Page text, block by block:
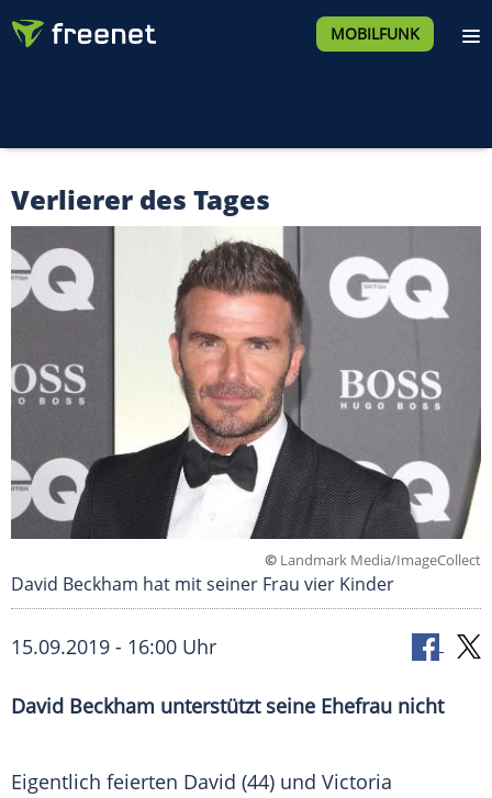
MOBILFUNK
Verlierer des Tages
© Landmark Media/ImageCollect
David Beckham hat mit seiner Frau vier Kinder
15.09.2019 - 16:00 Uhr
David Beckham unterstützt seine Ehefrau nicht
Eigentlich feierten David (44) und Victoria